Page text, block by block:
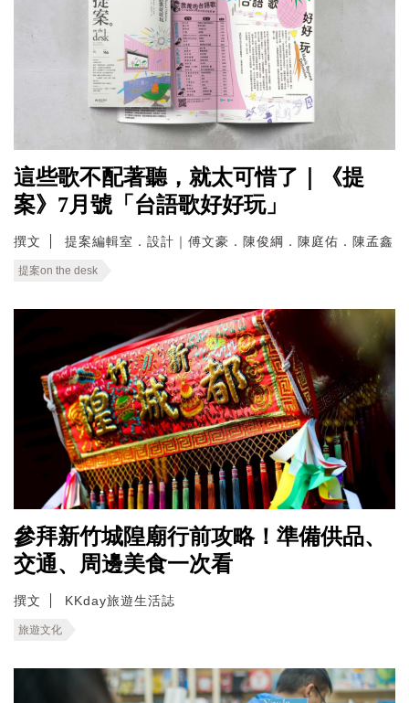
這些歌不配著聽，就太可惜了｜《提
案》7月號「台語歌好好玩」
撰文 提案編輯室．設計｜傅文豪．陳俊綱．陳庭佑．陳孟鑫
提案on the desk
參拜新竹城隍廟行前攻略！準備供品、
交通、周邊美食一次看
撰文 KKday旅遊生活誌
旅遊文化